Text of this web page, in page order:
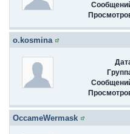
o.kosmina
OccameWermask